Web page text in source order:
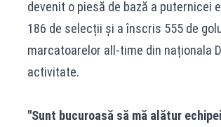
devenit o piesă de bază a puternicei
186 de selecții și a înscris 555 de
marcatoarelor all-time din naționala
activitate.
''Sunt bucuroasă să mă alătur